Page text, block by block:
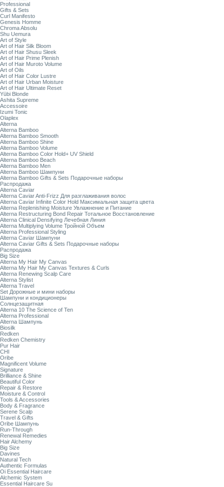
Professional
Gifts & Sets
Curl Manifesto
Genesis Homme
Chroma Absolu
Shu Uemura
Art of Style
Art of Hair Silk Bloom
Art of Hair Shusu Sleek
Art of Hair Prime Plenish
Art of Hair Muroto Volume
Art of Oils
Art of Hair Color Lustre
Art of Hair Urban Moisture
Art of Hair Ultimate Reset
Yūbi Blonde
Ashita Supreme
Accessoire
Izumi Tonic
Olaplex
Alterna
Alterna Bamboo
Alterna Bamboo Smooth
Alterna Bamboo Shine
Alterna Bamboo Volume
Alterna Bamboo Color Hold+ UV Shield
Alterna Bamboo Beach
Alterna Bamboo Men
Alterna Bamboo Шампуни
Alterna Bamboo Gifts & Sets Подарочные наборы
Распродажа
Alterna Caviar
Alterna Caviar Anti-Frizz Для разглаживания волос
Alterna Caviar Infinite Color Hold Максимальная защита цвета
Alterna Replenishing Moisture Увлажнение и Питание
Alterna Restructuring Bond Repair Тотальное Восстановление
Alterna Clinical Densifying Лечебная Линия
Alterna Multiplying Volume Тройной Объем
Alterna Professional Styling
Alterna Caviar Шампуни
Alterna Caviar Gifts & Sets Подарочные наборы
Распродажа
Big Size
Alterna My Hair My Canvas
Alterna My Hair My Canvas Textures & Curls
Alterna Renewing Scalp Care
Alterna Stylist
Alterna Travel
Set Дорожные и мини наборы
Шампуни и кондиционеры
Солнцезащитная
Alterna 10 The Science of Ten
Alterna Professional
Alterna Шампунь
Biosilk
Redken
Redken Chemistry
Pur Hair
CHI
Oribe
Magnificent Volume
Signature
Brilliance & Shine
Beautiful Color
Repair & Restore
Moisture & Control
Tools & Accessories
Body & Fragrance
Serene Scalp
Travel & Gifts
Oribe Шампунь
Run-Through
Renewal Remedies
Hair Alchemy
Big Size
Davines
Natural Tech
Authentic Formulas
Oi Essential Haircare
Alchemic System
Essential Haircare Su